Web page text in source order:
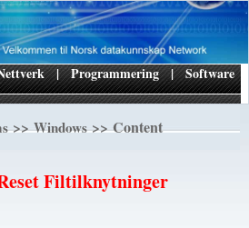
| Programmering | Software
>>Windows>> Content
Filtilknytninger